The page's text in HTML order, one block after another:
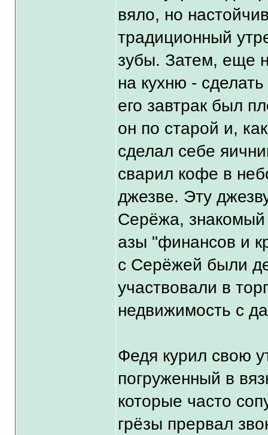
вяло, но
традиционный
зубы. Затем, еще
на кухню -
его завтрак был
он по старой и,
сделал себе
сварил кофе в
джезве. Эту
Серёжа, знакомый
азы "финансов и
с Серёжей были
участвовали в
недвижимость с
Федя курил свою
погруженный в
которые часто
грёзы прервал